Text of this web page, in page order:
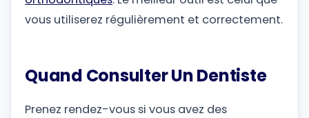
vous utiliserez régulièrement et correctement.
Quand Consulter Un Dentiste
Prenez rendez-vous si vous avez des